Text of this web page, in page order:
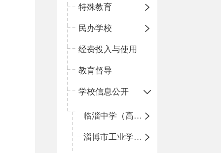
特殊教育
民办学校
经费投入与使用
教育督导
学校信息公开
临淄中学（高中）
淄博市工业学校（中职学校）